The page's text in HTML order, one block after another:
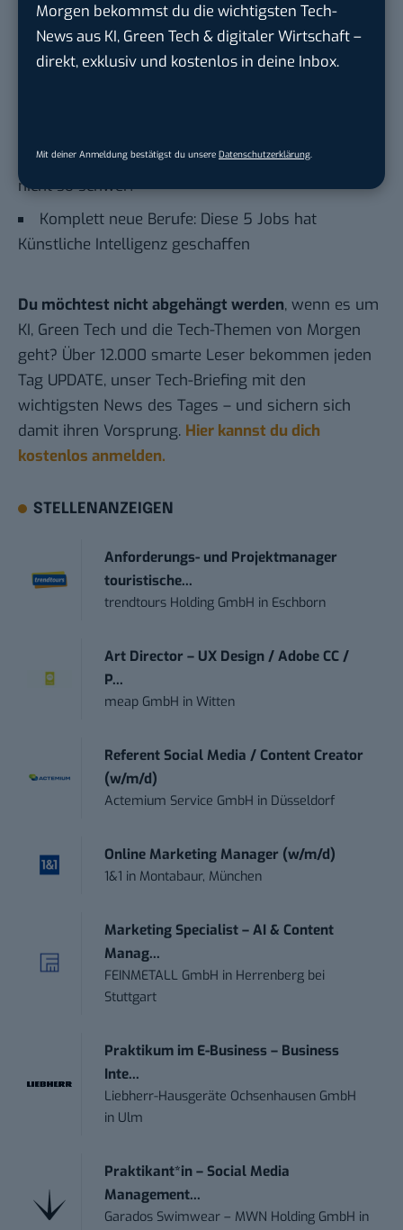
Morgen bekommst du die wichtigsten Tech-
News aus KI, Green Tech & digitaler Wirtschaft –
direkt, exklusiv und kostenlos in deine Inbox.
Mit deiner Anmeldung bestätigst du unsere Datenschutzerklärung.
Auch interessant:
Quiet Vacation: Betrug? Ja – aber auch ein
wichtiger Warnschuss!
Vom Homeoffice zurück ins Büro: Nehmt es
nicht so schwer!
Komplett neue Berufe: Diese 5 Jobs hat
Künstliche Intelligenz geschaffen
Du möchtest nicht abgehängt werden, wenn es um
KI, Green Tech und die Tech-Themen von Morgen
geht? Über 12.000 smarte Leser bekommen jeden
Tag UPDATE, unser Tech-Briefing mit den
wichtigsten News des Tages – und sichern sich
damit ihren Vorsprung. Hier kannst du dich
kostenlos anmelden.
STELLENANZEIGEN
Anforderungs- und Projektmanager
touristische...
trendtours Holding GmbH in Eschborn
Art Director – UX Design / Adobe CC /
P...
meap GmbH inWitten
Referent Social Media / Content Creator
(w/m/d)
Actemium Service GmbH in Düsseldorf
Online Marketing Manager (w/m/d)
1&1 in Montabaur, München
Marketing Specialist – AI & Content
Manag...
FEINMETALL GmbH in Herrenberg bei
Stuttgart
Praktikum im E-Business – Business
Inte...
Liebherr-Hausgeräte Ochsenhausen GmbH
in Ulm
Praktikant*in – Social Media
Management...
Garados Swimwear – MWN Holding GmbH in